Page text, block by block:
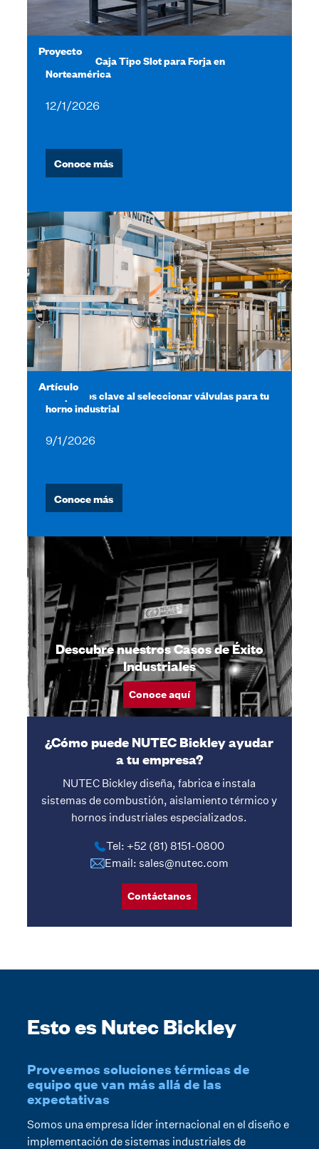
Proyecto
Hornos de Caja Tipo Slot para Forja en
Norteamérica
12/1/2026
Conoce más
Artículo
4 aspectos clave al seleccionar válvulas para tu
horno industrial
9/1/2026
Conoce más
Siguiente
1 / 6
Descubre nuestros Casos de Éxito
Industriales
Conoce aquí
¿Cómo puede NUTEC Bickley ayudar
a tu empresa?
NUTEC Bickley diseña, fabrica e instala
sistemas de combustión, aislamiento térmico y
hornos industriales especializados.
Tel: +52 (81) 8151-0800
Email: sales@nutec.com
Contáctanos
Esto es Nutec Bickley
Proveemos soluciones térmicas de
equipo que van más allá de las
expectativas
Somos una empresa líder internacional en el diseño e
implementación de sistemas industriales de